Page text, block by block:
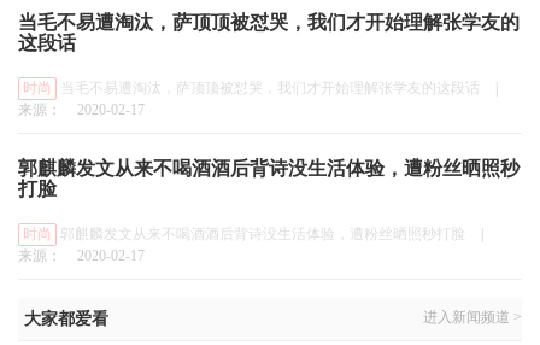
当毛不易遭淘汰，萨顶顶被怼哭，我们才开始理解张学友的
这段话
时尚 当毛不易遭淘汰，萨顶顶被怼哭，我们才开始理解张学友的这段话
来源：
2020-02-17
郭麒麟发文从来不喝酒酒后背诗没生活体验，遭粉丝晒照秒
打脸
时尚 郭麒麟发文从来不喝酒酒后背诗没生活体验，遭粉丝晒照秒打脸
来源：
2020-02-17
大家都爱看 进入新闻频道 >